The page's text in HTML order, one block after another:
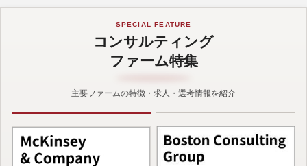
SPECIAL FEATURE
コンサルティング
ファーム特集
主要ファームの特徴・求人・選考情報を紹介